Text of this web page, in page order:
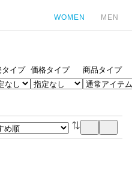
WOMEN MEN
タイプ 価格タイプ 商品タイプ